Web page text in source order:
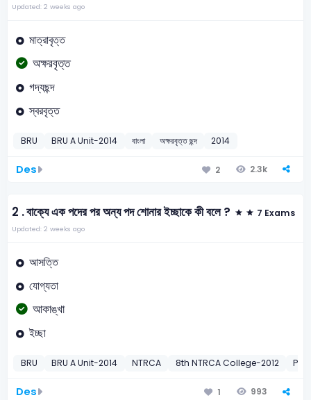
Updated: 2 weeks ago
মাত্রাবৃত্ত
অক্ষরবৃত্ত
গদ্যছন্দ
স্বরবৃত্ত
BRU BRU A Unit-2014 বাংলা অক্ষরবৃত্ত ছন্দ 2014
Des 2 2.3k
2 .বাক্যে এক পদের পর অন্য পদ শোনার ইচ্ছাকে কী বলে ? 7 Exams
Updated: 2 weeks ago
আসত্তি
যোগ্যতা
আকাঙ্খা
ইচ্ছা
BRU BRU A Unit-2014 NTRCA 8th NTRCA College-2012
Des 1 993